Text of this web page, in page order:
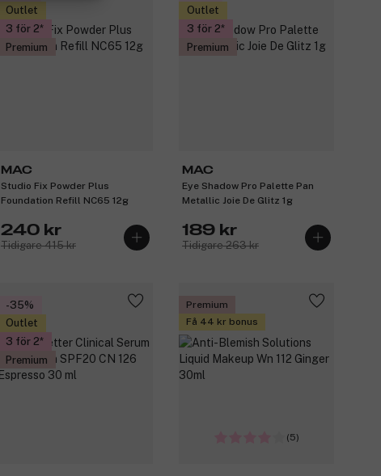
Outlet
3 för 2
Premium
MAC
Studio Fix Powder Plus
Foundation Refill NC65 12g
240 kr
Tidigare 415 kr
Outlet
3 för 2
Premium
MAC
Eye Shadow Pro Palette Pan
Metallic Joie De Glitz 1g
189 kr
Tidigare 263 kr
-35%
Outlet
3 för 2
Premium
Premium
Få 44 kr bonus
(5)